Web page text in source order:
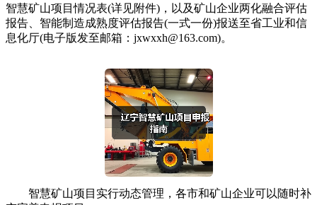
智慧矿山项目情况表(详见附件)，以及矿山企业两化融合评估
报告、智能制造成熟度评估报告(一式一份)报送至省工业和信
息化厅(电子版发至邮箱：jxwxxh@163.com)。
智慧矿山项目实行动态管理，各市和矿山企业可以随时补